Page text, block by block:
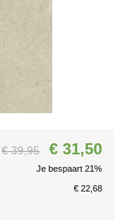
€ 39,95 € 31,50
Je bespaart 21%
€ 22,68